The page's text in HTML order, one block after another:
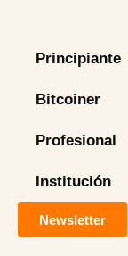
Principiante
Bitcoiner
Profesional
Institución
Newsletter